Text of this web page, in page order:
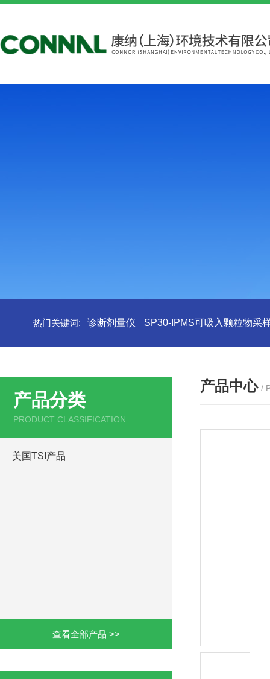
热门关键词: 诊断剂量仪 SP30-IPMS可吸入颗粒物采
产品分类
PRODUCT CLASSIFICATION
美国TSI产品
查看全部产品 >>
产品中心 /